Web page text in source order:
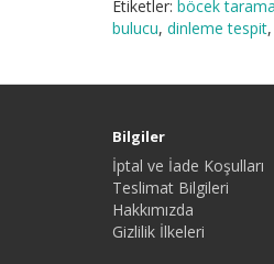
Etiketler: böcek
bulucu, dinleme tespit,
Bilgiler
İptal ve İade Koşulları
Teslimat Bilgileri
Hakkımızda
Gizlilik İlkeleri